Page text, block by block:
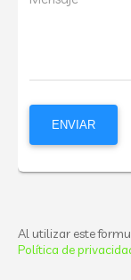
Al utilizar este
Política de